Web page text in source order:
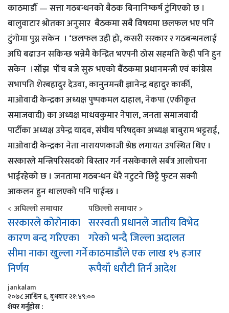
काठमाडौँ — सत्ता गठबन्धनको बैठक बिनानिष्कर्ष टुंगिएको छ ।
बालुवाटार श्रोतका अनुसार बैठकमा सबै विषयमा छलफल भए पनि
टुंगोमा पुग्न सकेन । ‘छलफल उही हो, कसरी सरकार र गठबन्धनलाई
अघि बढाउन सकिन्छ भन्नेमै केन्द्रित भएपनी ठोस सहमति केही पनि हुन
सकेन ।साँझ पाँच बजे सुरु भएको बैंठकमा प्रधानमन्त्री एवं कांग्रेस
सभापति शेरबहादुर देउवा, कानुनमन्त्री ज्ञानेन्द्र बहादुर कार्की,
माओवादी केन्द्रका अध्यक्ष पुष्पकमल दाहाल, नेकपा (एकीकृत
समाजवादी) का अध्यक्ष माधवकुमार नेपाल, जनता समाजवादी
पार्टीका अध्यक्ष उपेन्द्र यादव, संघीय परिषद्का अध्यक्ष बाबुराम भट्टराई,
माओवादी केन्द्रका नेता नारायणकाजी श्रेष्ठ लगायत उपस्थित थिए ।
सरकारले मन्त्रिपरिसदको बिस्तार गर्न नसकेकाले सर्बत्र आलोचना
भाईरहेको छ । जनतामा गठबन्धन धेरै नटुटने छिट्टै फुटन सक्नी
आकलन हुन थालएको पनि पाईन्छ ।
< अघिल्लो समाचार
सरकारले कोरोनाका
कारण बन्द गरिएका
सीमा नाका खुल्ला गर्ने
निर्णय
पछिल्लो समाचार >
सरस्वती प्रधानले जातीय विभेद
गरेको भन्दै जिल्ला अदालत
काठमाडौंले एक लाख १५ हजार
रूपैयाँ धरौटी तिर्न आदेश
jankalam
२०७८ आश्विन ६, बुधबार २१:४९:००
शेयर गर्नुहोस :